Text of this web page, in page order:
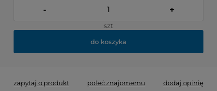
- +
szt
do koszyka
zapytaj o produkt poleć znajomemu
dodaj opinię